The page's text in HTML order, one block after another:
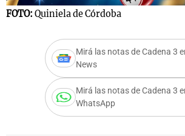
FOTO: Quiniela de Córdoba
Mirá las notas de Cadena 3
News
Mirá las notas de Cadena 3
WhatsApp